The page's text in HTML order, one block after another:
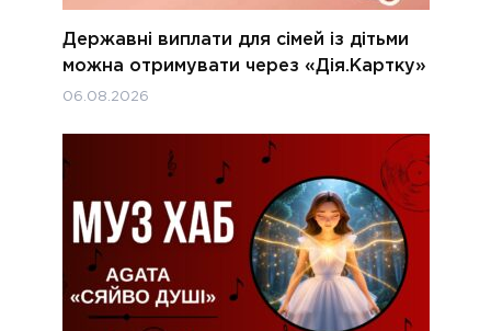
Державні виплати для сімей із дітьми
можна отримувати через «Дія.Картку»
06.08.2026